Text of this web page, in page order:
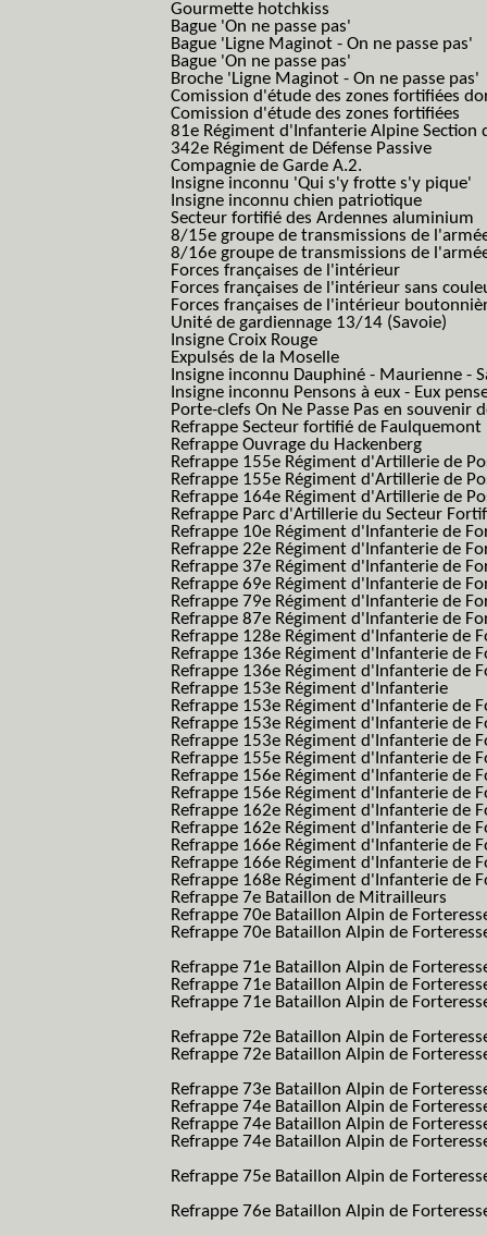
Gourmette hotchkiss
Bague 'On ne passe pas'
Bague 'Ligne Maginot - On ne passe pas'
Bague 'On ne passe pas'
Broche 'Ligne Maginot - On ne passe pas'
Comission d'étude des zones fortifiées
Comission d'étude des zones fortifiées
81e Régiment d'Infanterie Alpine Section
342e Régiment de Défense Passive
Compagnie de Garde A.2.
Insigne inconnu 'Qui s'y frotte s'y pique'
Insigne inconnu chien patriotique
Secteur fortifié des Ardennes aluminium
8/15e groupe de transmissions de
8/16e groupe de transmissions de
Forces françaises de l'intérieur
Forces françaises de l'intérieur sans
Forces françaises de l'intérieur
Unité de gardiennage 13/14 (Savoie)
Insigne Croix Rouge
Expulsés de la Moselle
Insigne inconnu Dauphiné - Maurienne -
Insigne inconnu Pensons à eux - Eux
Porte-clefs On Ne Passe Pas en souvenir
Refrappe Secteur fortifié de Faulquemont
Refrappe Ouvrage du Hackenberg
Refrappe 155e Régiment d'Artillerie de
Refrappe 155e Régiment d'Artillerie de
Refrappe 164e Régiment d'Artillerie de
Refrappe Parc d'Artillerie du Secteur
Refrappe 10e Régiment d'Infanterie de
Refrappe 22e Régiment d'Infanterie de
Refrappe 37e Régiment d'Infanterie de
Refrappe 69e Régiment d'Infanterie de
Refrappe 79e Régiment d'Infanterie de
Refrappe 87e Régiment d'Infanterie de
Refrappe 128e Régiment d'Infanterie de
Refrappe 136e Régiment d'Infanterie de
Refrappe 136e Régiment d'Infanterie de
Refrappe 153e Régiment d'Infanterie
Refrappe 153e Régiment d'Infanterie de
Refrappe 153e Régiment d'Infanterie de
Refrappe 153e Régiment d'Infanterie de
Refrappe 155e Régiment d'Infanterie de
Refrappe 156e Régiment d'Infanterie de
Refrappe 156e Régiment d'Infanterie de
Refrappe 162e Régiment d'Infanterie de
Refrappe 162e Régiment d'Infanterie de
Refrappe 166e Régiment d'Infanterie de
Refrappe 166e Régiment d'Infanterie de
Refrappe 168e Régiment d'Infanterie de
Refrappe 7e Bataillon de Mitrailleurs
Refrappe 70e Bataillon Alpin de
Refrappe 70e Bataillon Alpin de
Refrappe 71e Bataillon Alpin de
Refrappe 71e Bataillon Alpin de
Refrappe 71e Bataillon Alpin de
Refrappe 72e Bataillon Alpin de
Refrappe 72e Bataillon Alpin de
Refrappe 73e Bataillon Alpin de
Refrappe 74e Bataillon Alpin de
Refrappe 74e Bataillon Alpin de
Refrappe 74e Bataillon Alpin de
Refrappe 75e Bataillon Alpin de
Refrappe 76e Bataillon Alpin de